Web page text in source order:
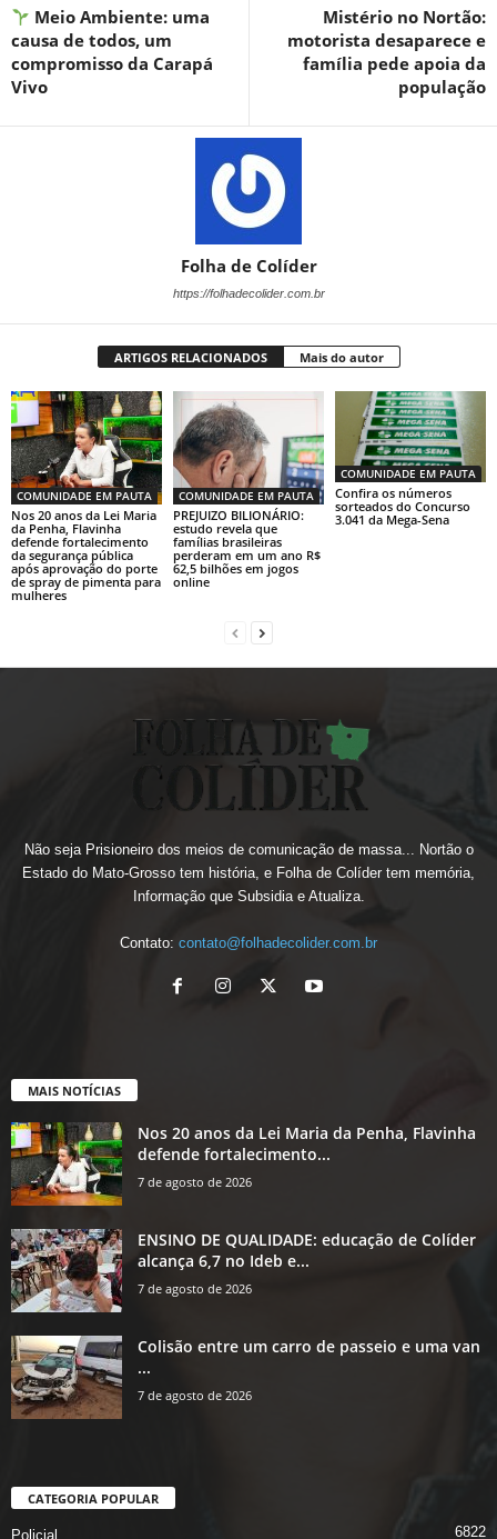
Meio Ambiente: uma
causa de todos, um
compromisso da Carapá
Vivo
Mistério no Nortão:
motorista desaparece e
família pede apoia da
população
Folha de Colíder
https://folhadecolider.com.br
ARTIGOS RELACIONADOS Mais do autor
COMUNIDADE EM PAUTA
Nos 20 anos da Lei Maria
da Penha, Flavinha
defende fortalecimento
da segurança pública
após aprovação do porte
de spray de pimenta para
mulheres
COMUNIDADE EM PAUTA
PREJUIZO BILIONÁRIO:
estudo revela que
famílias brasileiras
perderam em um ano R$
62,5 bilhões em jogos
online
COMUNIDADE EM PAUTA
Confira os números
sorteados do Concurso
3.041 da Mega-Sena
Não seja Prisioneiro dos meios de comunicação de massa... Nortão o
Estado do Mato-Grosso tem história, e Folha de Colíder tem memória,
Informação que Subsidia e Atualiza.
Contato: contato@folhadecolider.com.br
MAIS NOTÍCIAS
Nos 20 anos da Lei Maria da Penha, Flavinha
defende fortalecimento...
7 de agosto de 2026
ENSINO DE QUALIDADE: educação de Colíder
alcança 6,7 no Ideb e...
7 de agosto de 2026
Colisão entre um carro de passeio e uma van
...
7 de agosto de 2026
CATEGORIA POPULAR
Policial 6822